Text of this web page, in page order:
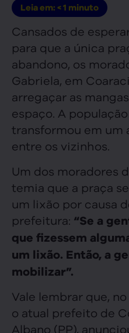
Leia em: < 1 minuto
Cansados de
para que a única
abandono, os
Gabriela, em
arregaçar as
espaço. A
transformou em um
entre os vizinhos.
Um dos moradores
temia que a praça
um lixão por causa
prefeitura: “Se a
que fizessem
um lixão. Então, a
mobilizar”.
Vale lembrar que,
o atual prefeito de
Albano (PP),